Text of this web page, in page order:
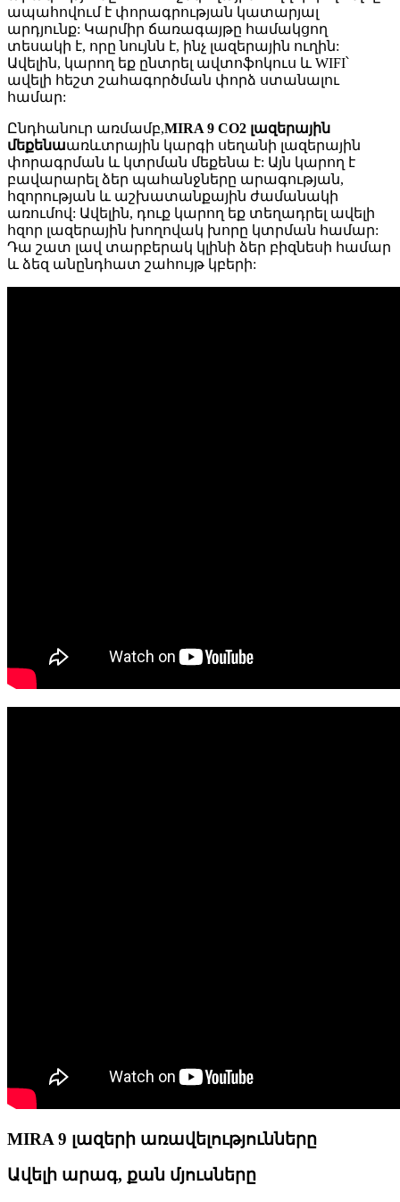
ապահովում է փորագրության կատարյալ
արդյունք: Կարմիր ճառագայթը համակցող
տեսակի է, որը նույնն է, ինչ լազերային ուղին:
Ավելին, կարող եք ընտրել ավտոֆոկուս և WIFI՝
ավելի հեշտ շահագործման փորձ ստանալու
համար:
Ընդհանուր առմամբ,MIRA 9 CO2 լազերային
մեքենաառևտրային կարգի սեղանի լազերային
փորագրման և կտրման մեքենա է: Այն կարող է
բավարարել ձեր պահանջները արագության,
հզորության և աշխատանքային ժամանակի
առումով: Ավելին, դուք կարող եք տեղադրել ավելի
հզոր լազերային խողովակ խորը կտրման համար:
Դա շատ լավ տարբերակ կլինի ձեր բիզնեսի համար
և ձեզ անընդհատ շահույթ կբերի:
MIRA 9 լազերի առավելությունները
Ավելի արագ, քան մյուսները